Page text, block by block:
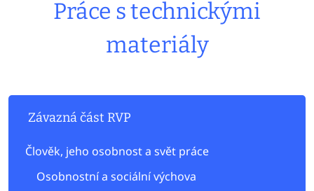
Práce s technickými
materiály
Závazná část RVP
Člověk, jeho osobnost a svět práce
Osobnostní a sociální výchova